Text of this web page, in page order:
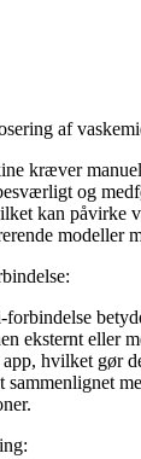
af
kræver
og
kan påvirke
modeller
eksternt eller
app, hvilket gør
sammenlignet